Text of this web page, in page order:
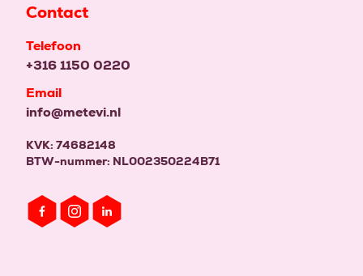
Contact
Telefoon
+316 1150 0220
Email
info@metevi.nl
KVK: 74682148
BTW-nummer: NL002350224B71